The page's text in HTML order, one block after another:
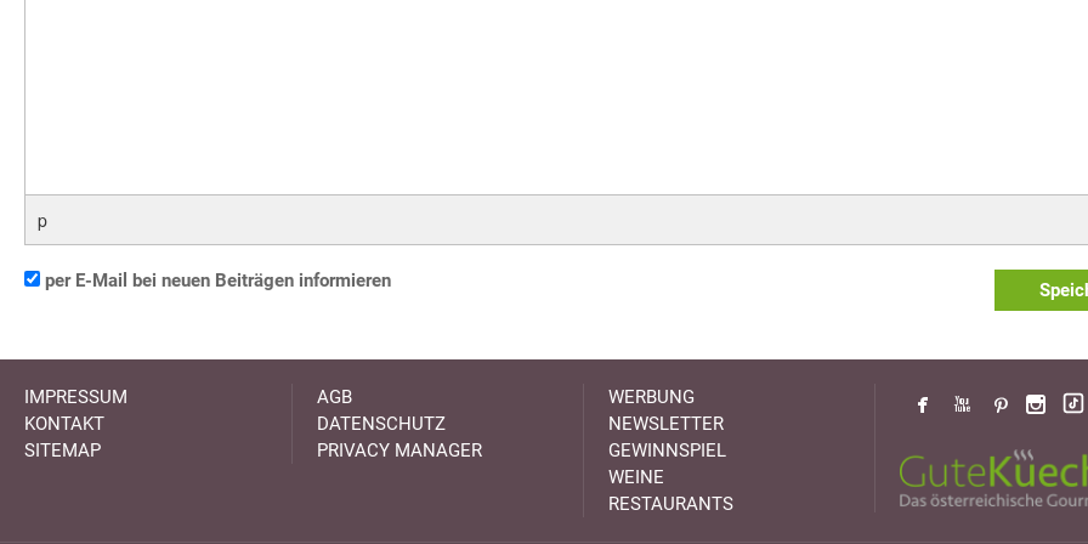
p
per E-Mail bei neuen Beiträgen informieren
IMPRESSUM
KONTAKT
SITEMAP
AGB
DATENSCHUTZ
PRIVACY MANAGER
WERBUNG
NEWSLETTER
GEWINNSPIEL
WEINE
RESTAURANTS